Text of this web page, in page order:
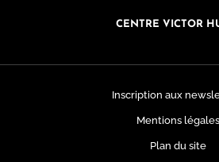
CENTRE VICTOR
Inscription aux
Mentions légales
Plan du site